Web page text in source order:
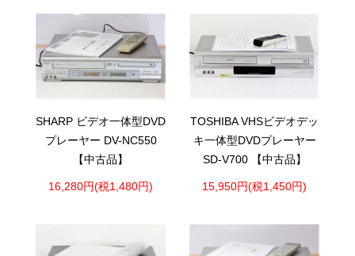
SHARP ビデオ一体型DVD
プレーヤー DV-NC550
【中古品】
16,280円(税1,480円)
TOSHIBA VHSビデオデッ
キ一体型DVDプレーヤー
SD-V700 【中古品】
15,950円(税1,450円)